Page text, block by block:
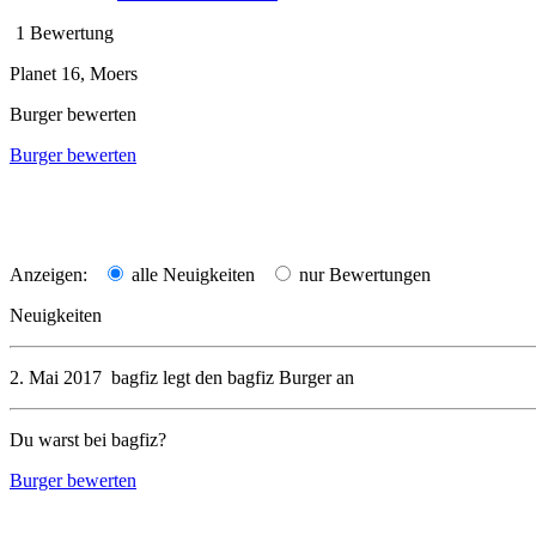
1 Bewertung
Planet 16, Moers
Burger bewerten
Burger bewerten
Anzeigen: alle Neuigkeiten
nur Bewertungen
Neuigkeiten
2. Mai 2017 bagfiz legt den bagfiz Burgeran
Du warst bei bagfiz?
Burger bewerten